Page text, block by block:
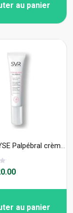
au panier
TOPIALYSE Palpébral crème 15ml
au panier